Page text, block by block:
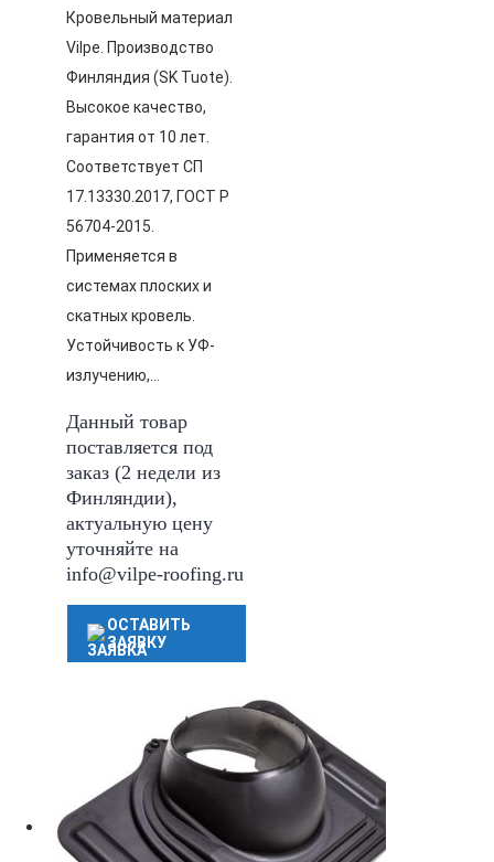
Кровельный материал
Vilpe. Производство
Финляндия (SK Tuote).
Высокое качество,
гарантия от 10 лет.
Соответствует СП
17.13330.2017, ГОСТ Р
56704-2015.
Применяется в
системах плоских и
скатных кровель.
Устойчивость к УФ-
излучению,…
Данный товар
поставляется под
заказ (2 недели из
Финляндии),
актуальную цену
уточняйте на
info@vilpe-roofing.ru
ОСТАВИТЬ
ЗАЯВКУ